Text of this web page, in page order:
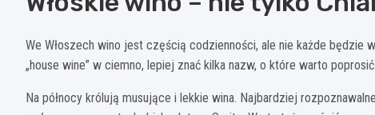
We Włoszech wino jest częścią codzienności, ale nie każde będzie
„house wine” w ciemno, lepiej znać kilka nazw, o które warto poprosić.
Na północy królują musujące i lekkie wina. Najbardziej